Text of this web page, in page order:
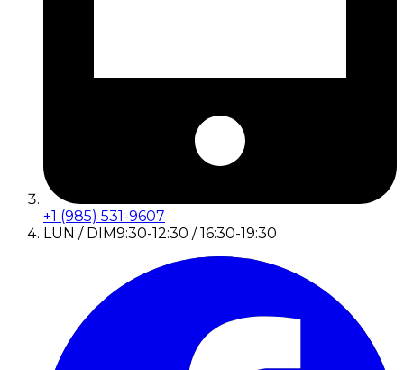
+1 (985) 531-9607
LUN / DIM9:30-12:30 / 16:30-19:30